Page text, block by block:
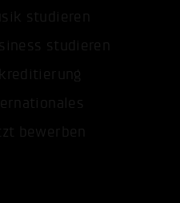
studieren
studieren
bewerben